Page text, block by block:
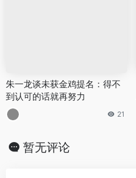
朱一龙谈未获金鸡提名：得不
到认可的话就再努力
21
暂无评论